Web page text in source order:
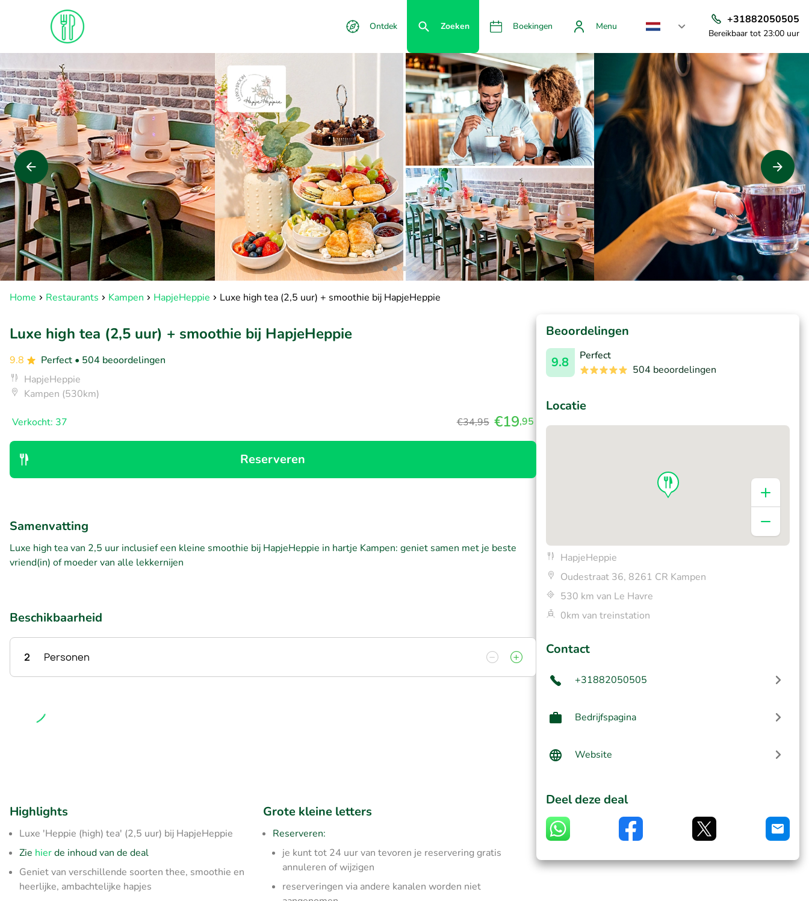
Ontdek Zoeken Boekingen Menu
+31882050505
Bereikbaar tot 23:00 uur
Home Restaurants Kampen HapjeHeppie Luxe high tea (2,5 uur) + smoothie bij HapjeHeppie
Luxe high tea (2,5 uur) + smoothie bij HapjeHeppie
9.8 Perfect • 504 beoordelingen
HapjeHeppie
Kampen (530km)
Verkocht: 37 €34,95 €19,95
Reserveren
Samenvatting
Luxe high tea van 2,5 uur inclusief een kleine smoothie bij HapjeHeppie in hartje Kampen: geniet samen met je beste
vriend(in) of moeder van alle lekkernijen
Beschikbaarheid
2 Personen
Highlights
Luxe 'Heppie (high) tea' (2,5 uur) bij HapjeHeppie
Zie hierde inhoud van de deal
Geniet van verschillende soorten thee, smoothie en
heerlijke, ambachtelijke hapjes
Grote kleine letters
Reserveren:
je kunt tot 24 uur van tevoren je reservering gratis
annuleren of wijzigen
reserveringen via andere kanalen worden niet
Beoordelingen
9.8
Perfect
504 beoordelingen
Locatie
HapjeHeppie
Oudestraat 36, 8261 CR Kampen
530 km van Le Havre
0km van treinstation
Contact
+31882050505
Bedrijfspagina
Website
Deel deze deal